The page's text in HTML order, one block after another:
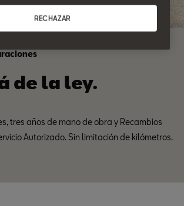
de la ley.
tres años de mano de obra y Recambios
Autorizado. Sin limitación de kilómetros.
RECHAZAR